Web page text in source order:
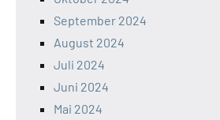
September 2024
August 2024
Juli 2024
Juni 2024
Mai 2024